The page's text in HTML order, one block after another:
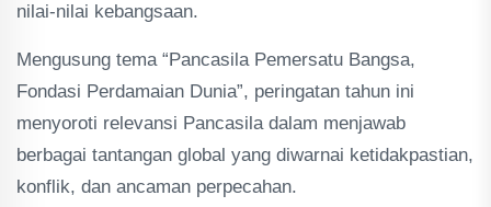
nilai-nilai kebangsaan.
Mengusung tema “Pancasila Pemersatu Bangsa,
Fondasi Perdamaian Dunia”, peringatan tahun ini
menyoroti relevansi Pancasila dalam menjawab
berbagai tantangan global yang diwarnai ketidakpastian,
konflik, dan ancaman perpecahan.